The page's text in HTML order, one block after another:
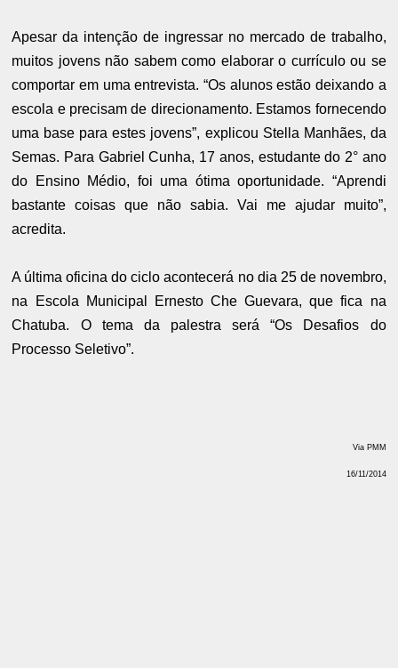
Apesar da intenção de ingressar no mercado de trabalho,
muitos jovens não sabem como elaborar o currículo ou se
comportar em uma entrevista. “Os alunos estão deixando a
escola e precisam de direcionamento. Estamos fornecendo
uma base para estes jovens”, explicou Stella Manhães, da
Semas. Para Gabriel Cunha, 17 anos, estudante do 2° ano
do Ensino Médio, foi uma ótima oportunidade. “Aprendi
bastante coisas que não sabia. Vai me ajudar muito”,
acredita.
A última oficina do ciclo acontecerá no dia 25 de novembro,
na Escola Municipal Ernesto Che Guevara, que fica na
Chatuba. O tema da palestra será “Os Desafios do
Processo Seletivo”.
Via PMM
16/11/2014